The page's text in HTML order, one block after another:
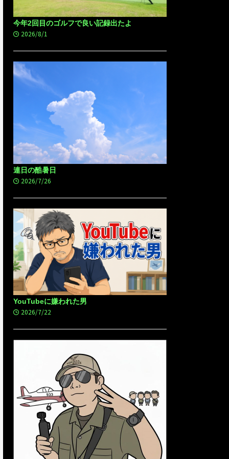
今年2回目のゴルフで良い記録出たよ
2026/8/1
連日の酷暑日
2026/7/26
YouTubeに嫌われた男
2026/7/22